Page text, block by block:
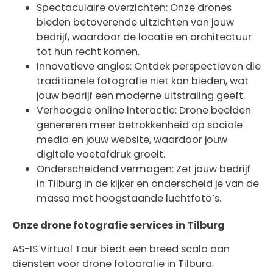
Spectaculaire overzichten: Onze drones
bieden betoverende uitzichten van jouw
bedrijf, waardoor de locatie en architectuur
tot hun recht komen.
Innovatieve angles: Ontdek perspectieven die
traditionele fotografie niet kan bieden, wat
jouw bedrijf een moderne uitstraling geeft.
Verhoogde online interactie: Drone beelden
genereren meer betrokkenheid op sociale
media en jouw website, waardoor jouw
digitale voetafdruk groeit.
Onderscheidend vermogen: Zet jouw bedrijf
in Tilburg in de kijker en onderscheid je van de
massa met hoogstaande luchtfoto’s.
Onze drone fotografie services in Tilburg
AS-IS Virtual Tour biedt een breed scala aan
diensten voor drone fotografie in Tilburg,